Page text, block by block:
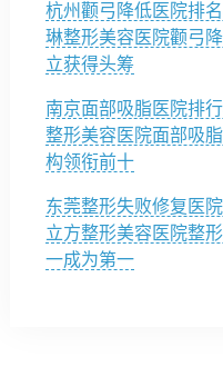
杭州颧弓降低医院排
琳整形美容医院颧弓
立获得头筹
南京面部吸脂医院排
整形美容医院面部吸
构领衔前十
东莞整形失败修复医
立方整形美容医院整
一成为第一